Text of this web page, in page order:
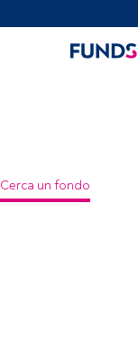
Cerca un fondo